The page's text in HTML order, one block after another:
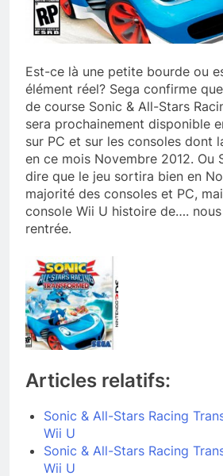
Est-ce là une petite bourde ou
élément réel? Sega confirme
de course Sonic & All-Stars
sera prochainement disponible
sur PC et sur les consoles dont
en ce mois Novembre 2012. Ou
dire que le jeu sortira bien en
majorité des consoles et PC,
console Wii U histoire de….
rentrée.
Articles relatifs:
Sonic & All-Stars Racing
Wii U
Sonic & All-Stars Racing
Wii U